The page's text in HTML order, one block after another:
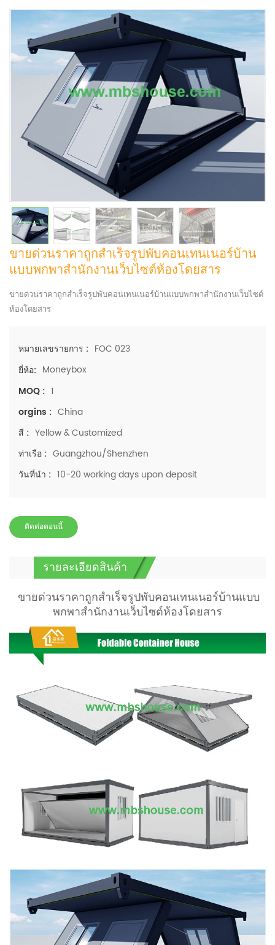
ขายด่วนราคาถูกสำเร็จรูปพับคอนเทนเนอร์บ้าน
แบบพกพาสำนักงานเว็บไซต์ห้องโดยสาร
ขายด่วนราคาถูกสำเร็จรูปพับคอนเทนเนอร์บ้านแบบพกพาสำนักงานเว็บไซต์
ห้องโดยสาร
หมายเลขรายการ : FOC 023
ยี่ห้อ: Moneybox
MOQ : 1
orgins : China
สี : Yellow & Customized
ท่าเรือ : Guangzhou/Shenzhen
วันที่นำ : 10-20 working days upon deposit
ติดต่อตอนนี้
รายละเอียดสินค้า
ขายด่วนราคาถูกสำเร็จรูปพับคอนเทนเนอร์บ้านแบบ
พกพาสำนักงานเว็บไซต์ห้องโดยสาร